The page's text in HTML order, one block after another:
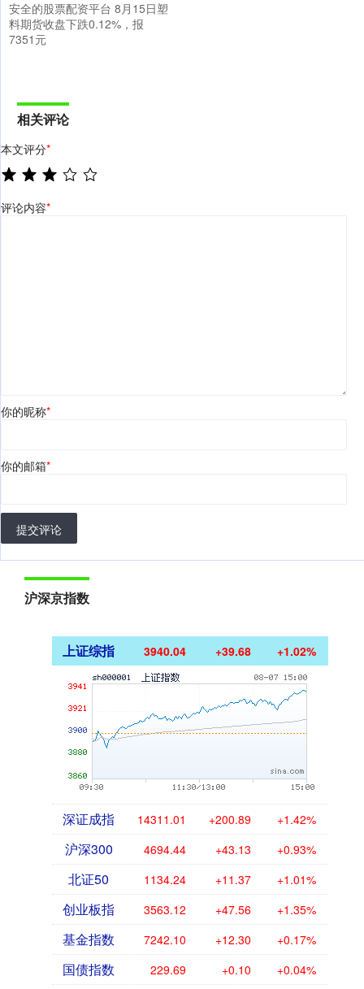
安全的股票配资平台 8月15日塑
料期货收盘下跌0.12%，报
7351元
相关评论
本文评分*
评论内容*
你的昵称*
你的邮箱*
提交评论
沪深京指数
上证综指 3940.04 +39.68 +1.02%
深证成指 14311.01 +200.89 +1.42%
沪深300 4694.44 +43.13 +0.93%
北证50 1134.24 +11.37 +1.01%
创业板指 3563.12 +47.56 +1.35%
基金指数 7242.10 +12.30 +0.17%
国债指数 229.69 +0.10 +0.04%